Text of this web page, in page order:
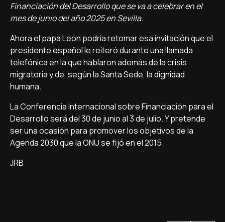
Financiación del Desarrollo que se va a celebrar en el
mes de junio del año 2025 en Sevilla.
Ahora el papa León podría retomar esa invitación que el
presidente español le reiteró durante una llamada
telefónica en la que hablaron además de la crisis
migratoria y de, según la Santa Sede, la dignidad
humana.
La Conferencia Internacional sobre Financiación para el
Desarrollo será del 30 de junio al 3 de julio. Y pretende
ser una ocasión para promover los objetivos de la
Agenda 2030 que la ONU se fijó en el 2015.
JRB